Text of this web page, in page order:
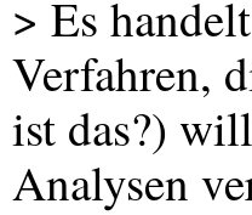
> Es
Verfahren,
ist das?)
Analysen